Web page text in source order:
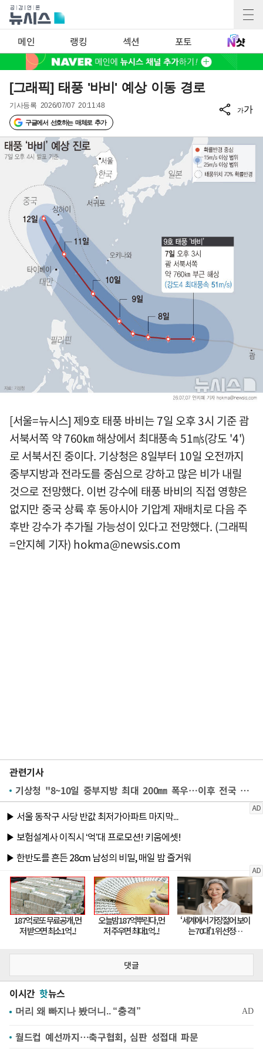
메인 랭킹 섹션 포토
[그래픽] 태풍 '바비' 예상 이동 경로
기사등록 2026/07/07 20:11:48
구글에서 선호하는 매체로 추가
가가
[서울=뉴시스] 제9호 태풍 바비는 7일 오후 3시 기준 괌
서북서쪽 약 760㎞ 해상에서 최대풍속 51㎧(강도 '4')
로 서북서진 중이다. 기상청은 8일부터 10일 오전까지
중부지방과 전라도를 중심으로 강하고 많은 비가 내릴
것으로 전망했다. 이번 강수에 태풍 바비의 직접 영향은
없지만 중국 상륙 후 동아시아 기압계 재배치로 다음 주
후반 강수가 추가될 가능성이 있다고 전망했다. (그래픽
=안지혜 기자) hokma@newsis.com
관련기사
기상청 "8~10일 중부지방 최대 200㎜ 폭우…이후 전국 폭염"
댓글
이시간 핫뉴스
월드컵 예선까지…축구협회, 심판 성접대 파문